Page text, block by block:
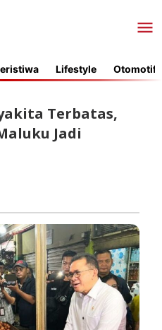
Lifestyle Otomotif
Terbatas,
Jadi